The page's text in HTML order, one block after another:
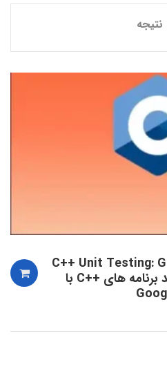
C++ Unit Testing:
Mock | آموزش تست واحد برنامه های ++C با